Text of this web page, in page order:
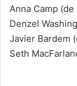
Anna Camp
Denzel
Javier Bardem
Seth